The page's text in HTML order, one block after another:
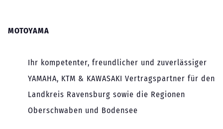
MOTOYAMA
Ihr kompetenter, freundlicher und zuverlässiger
YAMAHA, KTM & KAWASAKI Vertragspartner für den
Landkreis Ravensburg sowie die Regionen
Oberschwaben und Bodensee